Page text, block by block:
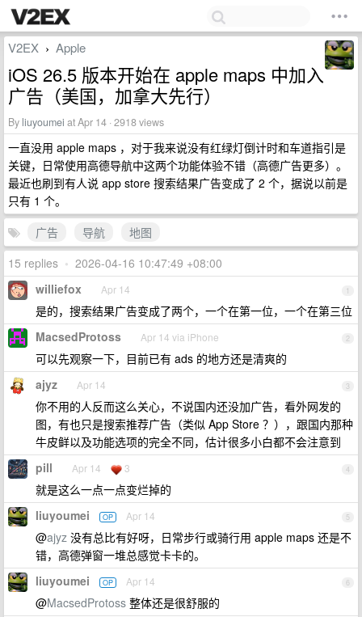
V2EX › Apple
iOS 26.5 版本开始在 apple maps 中加入
广告（美国，加拿大先行）
By liuyoumei at Apr 14 · 2918 views
一直没用 apple maps ，对于我来说没有红绿灯倒计时和车道指引是
关键，日常使用高德导航中这两个功能体验不错（高德广告更多）。
最近也刷到有人说 app store 搜索结果广告变成了 2 个，据说以前是
只有 1 个。
广告
导航
地图
15 replies • 2026-04-16 10:47:49 +08:00
1
williefox Apr 14
是的，搜索结果广告变成了两个，一个在第一位，一个在第三位
2
MacsedProtoss Apr 14 via iPhone
可以先观察一下，目前已有 ads 的地方还是清爽的
3
ajyz Apr 14
你不用的人反而这么关心，不说国内还没加广告，看外网发的
图，有也只是搜索推荐广告（类似 App Store ？），跟国内那种
牛皮鲜以及功能选项的完全不同，估计很多小白都不会注意到
4
pill Apr 14 3
就是这么一点一点变烂掉的
5
liuyoumei OP Apr 14
@ajyz 没有总比有好呀，日常步行或骑行用 apple maps 还是不
错，高德弹窗一堆总感觉卡卡的。
6
liuyoumei OP Apr 14
@MacsedProtoss 整体还是很舒服的